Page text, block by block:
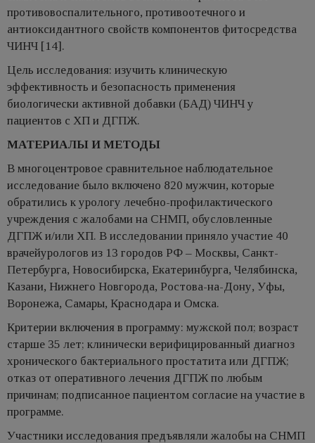
противовоспалительного, противоотечного и
антиоксидантного свойств компонентов фитосредства
ЧИНЧ [14].
Цель исследования: изучить клиническую
эффективность и безопасность применения
биологически активной добавки (БАД) ЧИНЧ у
пациентов с ХП и ДГПЖ.
МАТЕРИАЛЫ И МЕТОДЫ
В многоцентровое сравнительное наблюдательное
исследование было включено 820 мужчин, которые
обратились к урологу лечебно-профилактического
учреждения с жалобами на СНМП, обусловленные
ДГПЖ и/или ХП. В исследовании приняло участие 40
врачейурологов из 13 городов РФ – Москвы, Санкт-
Петербурга, Новосибирска, Екатеринбурга, Челябинска,
Казани, Нижнего Новгорода, Ростова-на-Дону, Уфы,
Воронежа, Самары, Краснодара и Омска.
Критерии включения в программу: мужской пол; возраст
старше 35 лет; клинически верифицированный диагноз
хронического бактериального простатита или ДГПЖ;
отказ от оперативного лечения ДГПЖ по любым
причинам; подписанное пациентом согласие на участие в
программе.
Участники исследования предъявляли жалобы на СНМП